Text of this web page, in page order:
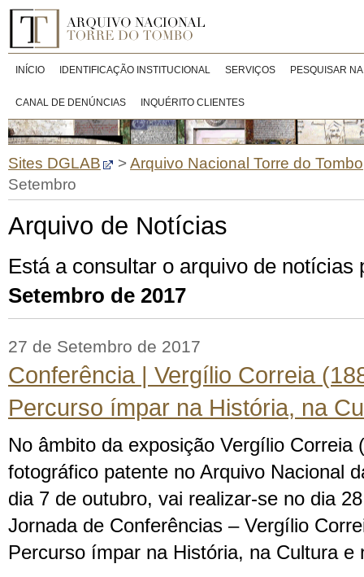
INÍCIO IDENTIFICAÇÃO INSTITUCIONAL SERVIÇOS PESQUISAR
CANAL DE DENÚNCIAS INQUÉRITO CLIENTES
Sites DGLAB >Arquivo Nacional Torre do Tombo
Setembro
Arquivo de Notícias
Está a consultar o arquivo de notícias
Setembro de 2017
27 de Setembro de 2017
Conferência | Vergílio Correia
Percurso ímpar na História, na
No âmbito da exposição Vergílio Correia
fotográfico patente no Arquivo Nacional
dia 7 de outubro, vai realizar-se no dia
Jornada de Conferências – Vergílio
Percurso ímpar na História, na Cultura e